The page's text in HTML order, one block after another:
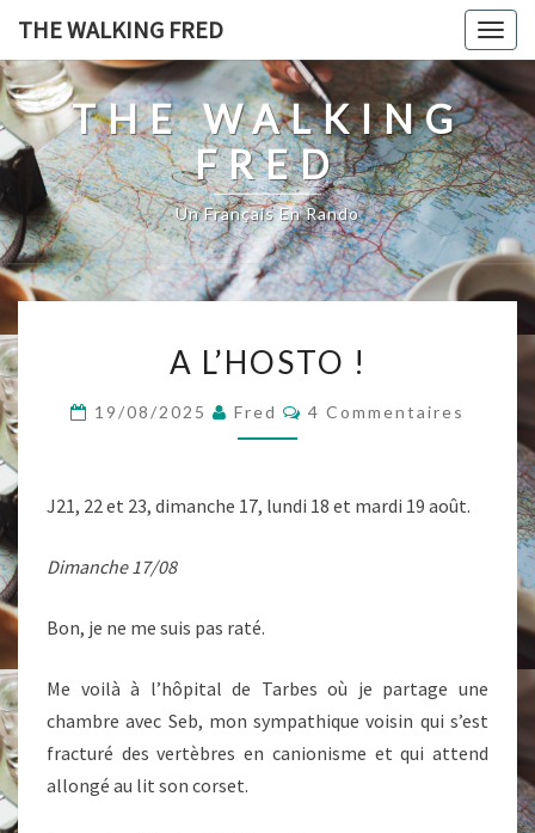
content
THE WALKING FRED
THE WALKING
FRED
Un Français En Rando
L’HOSTO
A L’HOSTO !
19/08/2025 Fred Commentaires
4 Commentaires
J21, 22 et 23, dimanche 17, lundi 18 et mardi 19 août.
Dimanche 17/08
Bon, je ne me suis pas raté.
Me voilà à l’hôpital de Tarbes où je partage une
chambre avec Seb, mon sympathique voisin qui s’est
fracturé des vertèbres en canionisme et qui attend
allongé au lit son corset.